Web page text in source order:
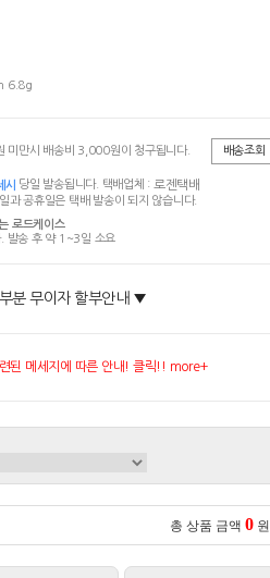
6.8g
미만시 배송비 3,000원이 청구됩니다. 배송조회
시 당일 발송됩니다. 택배업체 : 로젠택배
과 공휴일은 택배 발송이 되지 않습니다.
로드케이스
발송 후 약 1~3일 소요
분 무이자 할부안내 ▼
련된 메세지에 따른 안내! 클릭!! more+
총 상품 금액 0 원